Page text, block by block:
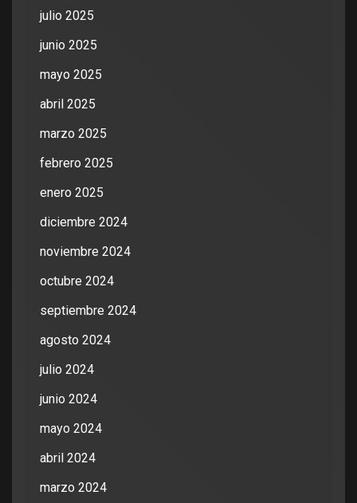
julio 2025
junio 2025
mayo 2025
abril 2025
marzo 2025
febrero 2025
enero 2025
diciembre 2024
noviembre 2024
octubre 2024
septiembre 2024
agosto 2024
julio 2024
junio 2024
mayo 2024
abril 2024
marzo 2024